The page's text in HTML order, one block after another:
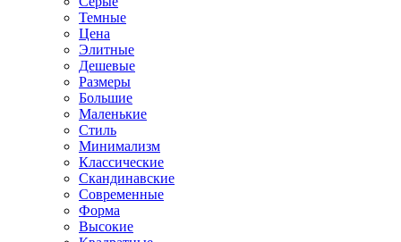
Темные
Цена
Элитные
Дешевые
Размеры
Большие
Маленькие
Стиль
Минимализм
Классические
Скандинавские
Современные
Форма
Высокие